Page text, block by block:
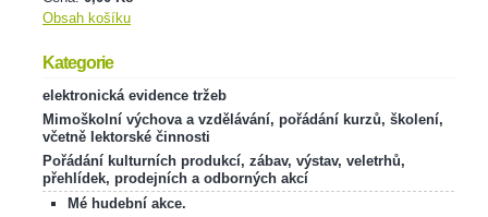
Obsah košíku
Kategorie
elektronická evidence tržeb
Mimoškolní výchova a vzdělávání, pořádání kurzů, školení,
včetně lektorské činnosti
Pořádání kulturních produkcí, zábav, výstav, veletrhů,
přehlídek, prodejních a odborných akcí
Mé hudební akce.